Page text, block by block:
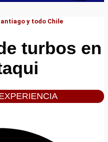
y todo Chile
turbos en